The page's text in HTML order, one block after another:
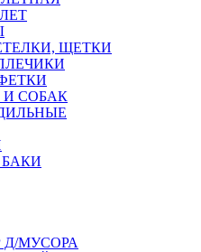
ЩЕТКИ
СОБАК
Д/МУСОРА